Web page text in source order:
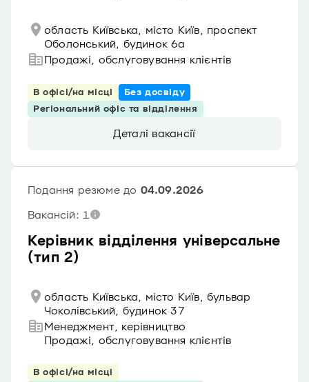
область Київська, місто Київ, проспект
Оболонський, будинок 6а
Продажі, обслуговування клієнтів
В офісі/на місці
Без досвіду
Регіональний офіс та відділення
Деталі вакансії
Керівник відділення універсальне
(тип 2)
Подання резюме до 04.09.2026
Вакансій: 1
область Київська, місто Київ, бульвар
Чоколівський, будинок 37
Менеджмент, керівництво
Продажі, обслуговування клієнтів
В офісі/на місці